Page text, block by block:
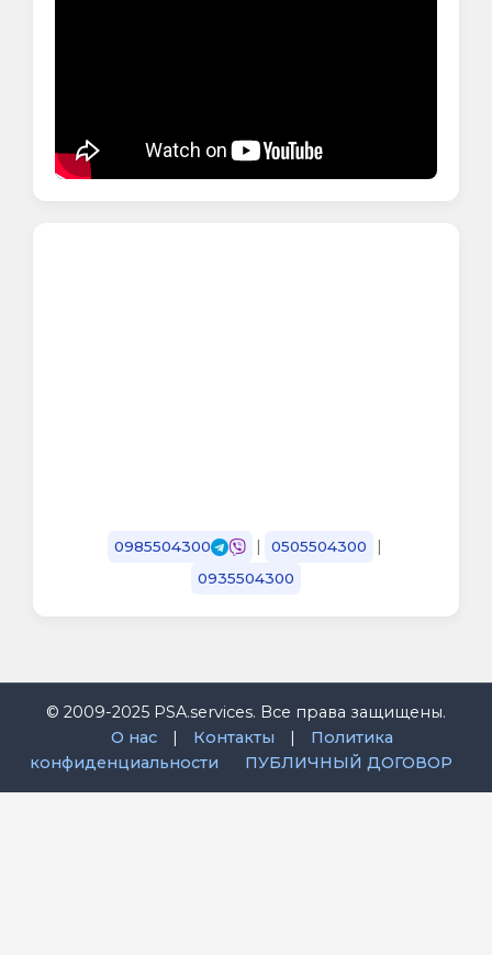
0985504300 0505504300
0935504300
© 2009-2025 PSA.services. Все права защищены.
О нас
Контакты
Политика
конфиденциальности
ПУБЛИЧНЫЙ ДОГОВОР